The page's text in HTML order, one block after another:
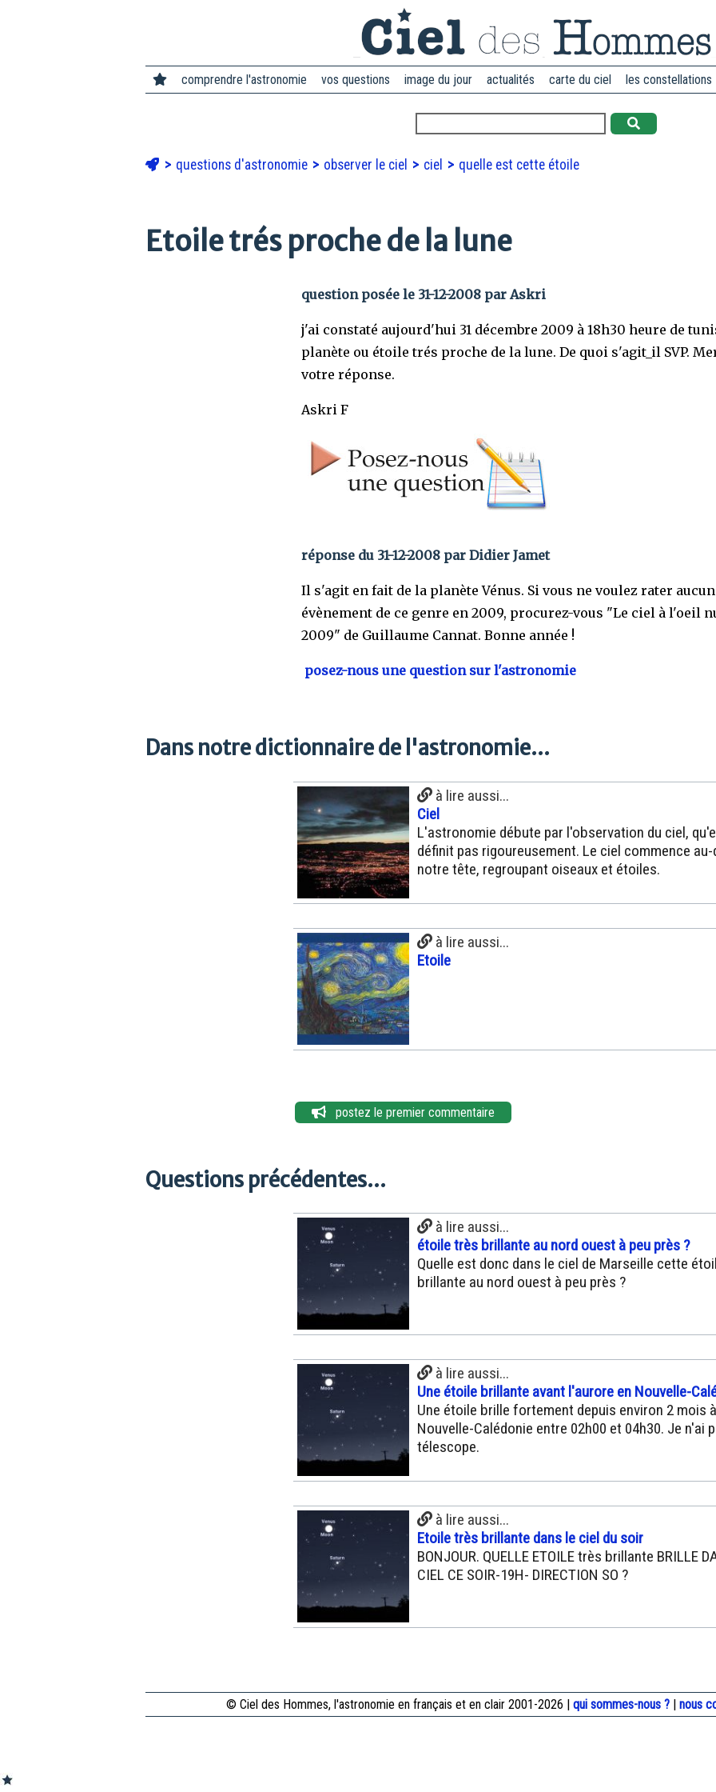
comprendre l'astronomie vos questions image du jour actualités carte du ciel les constellations
questions d'astronomie observer le ciel ciel quelle est cette étoile
Etoile trés proche de la lune
question posée le 31-12-2008 par Askri
j'ai constaté aujourd'hui 31 décembre 2009 à 18h30 heure de
planète ou étoile trés proche de la lune. De quoi s'agit_il SVP.
votre réponse.
Askri F
réponse du 31-12-2008 par Didier Jamet
Il s'agit en fait de la planète Vénus. Si vous ne voulez rater aucun
évènement de ce genre en 2009, procurez-vous "Le ciel à l'oeil
2009" de Guillaume Cannat. Bonne année !
posez-nous une question sur l'astronomie
Dans notre dictionnaire de l'astronomie...
à lire aussi...
Ciel
L'astronomie débute par l'observation du ciel,
définit pas rigoureusement. Le ciel commence
notre tête, regroupant oiseaux et étoiles.
à lire aussi...
Etoile
postez le premier commentaire
Questions précédentes...
à lire aussi...
étoile très brillante au nord ouest à peu près ?
Quelle est donc dans le ciel de Marseille cette
brillante au nord ouest à peu près ?
à lire aussi...
Une étoile brillante avant l'aurore en Nouvelle-
Une étoile brille fortement depuis environ 2 mois
Nouvelle-Calédonie entre 02h00 et 04h30. Je n'ai
télescope.
à lire aussi...
Etoile très brillante dans le ciel du soir
BONJOUR. QUELLE ETOILE très brillante BRILLE
CIEL CE SOIR-19H- DIRECTION SO ?
© Ciel des Hommes, l'astronomie en français et en clair 2001-2026 | qui sommes-nous ? nous